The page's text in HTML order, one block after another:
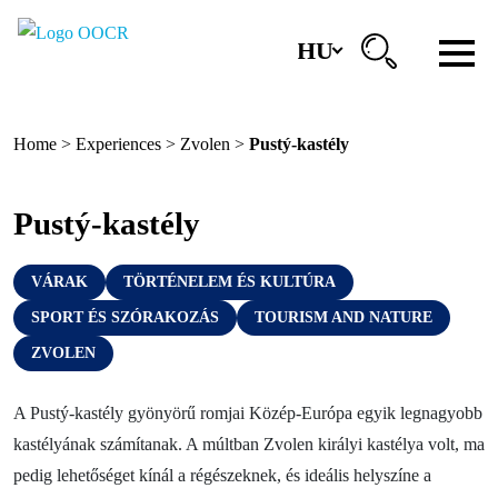
HU
Zvolen
Krupina
Információs központok
Tapasztalatok
Történelem és kultúra
Home > Experiences > Zvolen > Pustý-kastély
Pustý-kastély
VÁRAK TÖRTÉNELEM ÉS KULTÚRA
SPORT ÉS SZÓRAKOZÁS TOURISM AND NATURE
ZVOLEN
A Pustý-kastély gyönyörű romjai Közép-Európa egyik legnagyobb
kastélyának számítanak. A múltban Zvolen királyi kastélya volt, ma
pedig lehetőséget kínál a régészeknek, és ideális helyszíne a